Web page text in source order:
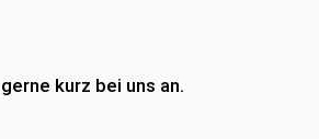
kurz bei uns an.